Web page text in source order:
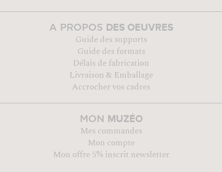
A PROPOS DES OEUVRES
Guide des supports
Guide des formats
Délais de fabrication
Livraison & Emballage
Accrocher vos cadres
MON MUZÉO
Mes commandes
Mon compte
Mon offre 5% inscrit newsletter